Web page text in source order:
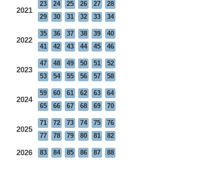
2021
23 24 25 26 27
28
29
30 31 32 33 34
2022
35 36 37 38 39
40
41
42 43 44 45 46
2023
47 48 49 50 51
52
53
54 55 56 57 58
2024
59 60 61 62 63
64
65
66 67 68 69 70
2025
71 72 73 74 75
76
77
78 79 80 81 82
2026 83 84 85 86 87 88